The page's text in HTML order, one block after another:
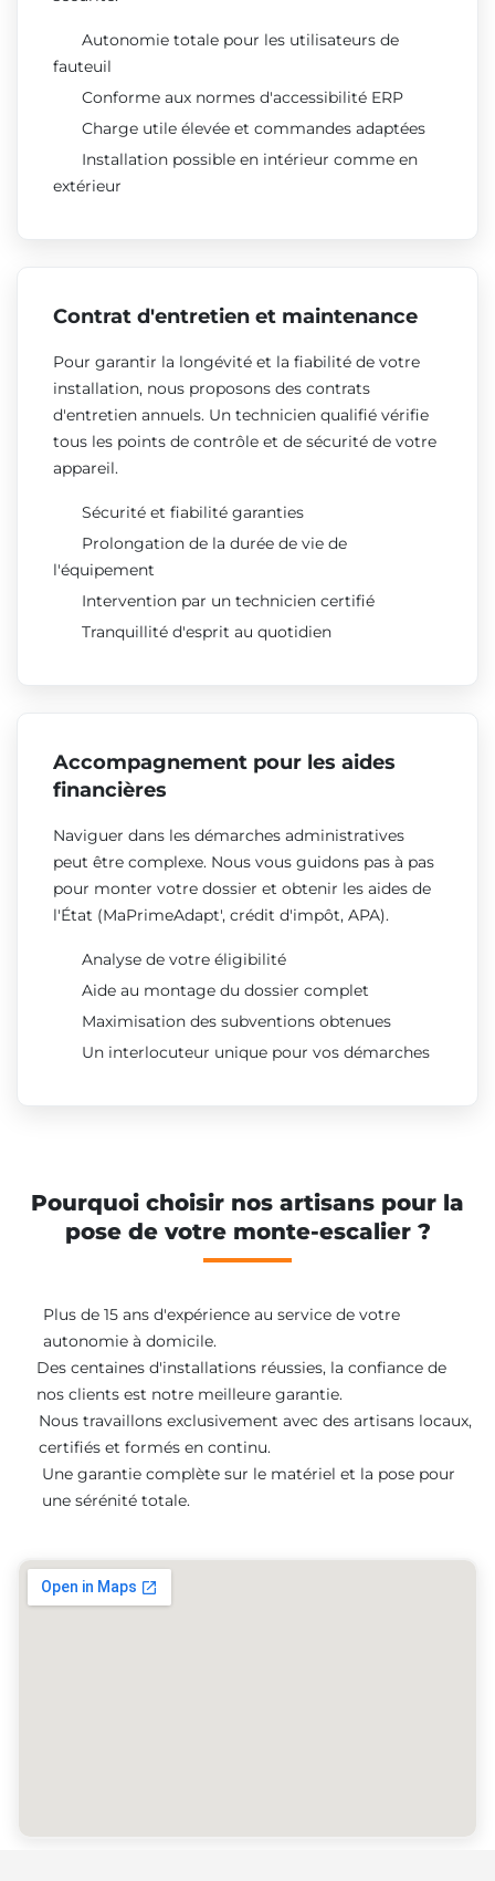
Autonomie totale pour les utilisateurs de
fauteuil
Conforme aux normes d'accessibilité ERP
Charge utile élevée et commandes adaptées
Installation possible en intérieur comme en
extérieur
Contrat d'entretien et maintenance
Pour garantir la longévité et la fiabilité de votre
installation, nous proposons des contrats
d'entretien annuels. Un technicien qualifié vérifie
tous les points de contrôle et de sécurité de votre
appareil.
Sécurité et fiabilité garanties
Prolongation de la durée de vie de
l'équipement
Intervention par un technicien certifié
Tranquillité d'esprit au quotidien
Accompagnement pour les aides
financières
Naviguer dans les démarches administratives
peut être complexe. Nous vous guidons pas à pas
pour monter votre dossier et obtenir les aides de
l'État (MaPrimeAdapt', crédit d'impôt, APA).
Analyse de votre éligibilité
Aide au montage du dossier complet
Maximisation des subventions obtenues
Un interlocuteur unique pour vos démarches
Pourquoi choisir nos artisans pour la
pose de votre monte-escalier ?
Plus de 15 ans d'expérience au service de votre
autonomie à domicile.
Des centaines d'installations réussies, la confiance de
nos clients est notre meilleure garantie.
Nous travaillons exclusivement avec des artisans locaux,
certifiés et formés en continu.
Une garantie complète sur le matériel et la pose pour
une sérénité totale.